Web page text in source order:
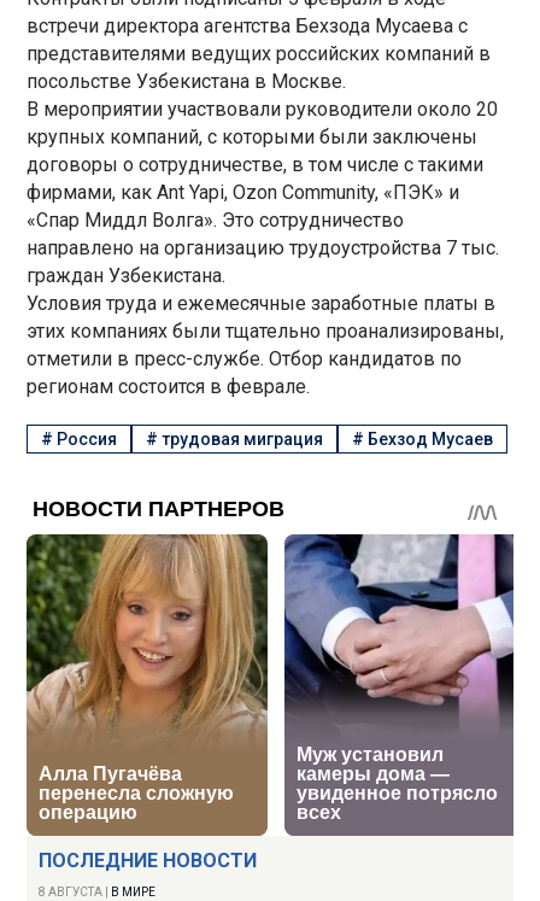
ПОСЛЕДНИЕ НОВОСТИ
8 АВГУСТА В МИРЕ
встречи директора агентства Бехзода Мусаева с
представителями ведущих российских компаний в
посольстве Узбекистана в Москве.
В мероприятии участвовали руководители около 20
крупных компаний, с которыми были заключены
договоры о сотрудничестве, в том числе с такими
фирмами, как Ant Yapi, Ozon Community, «ПЭК» и
«Спар Миддл Волга». Это сотрудничество
направлено на организацию трудоустройства 7 тыс.
граждан Узбекистана.
Условия труда и ежемесячные заработные платы в
этих компаниях были тщательно проанализированы,
отметили в пресс-службе. Отбор кандидатов по
регионам состоится в феврале.
# Россия #трудовая миграция # Бехзод Мусаев